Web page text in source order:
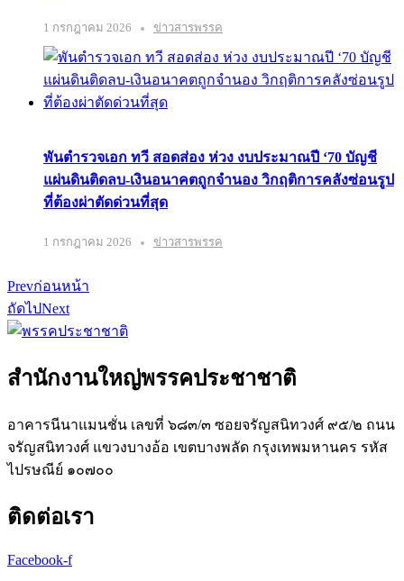
1 กรกฎาคม 2026 ข่าวสารพรรค
พันตำรวจเอก ทวี สอดส่อง ห่วง งบประมาณปี ‘70 บัญชี
แผ่นดินติดลบ-เงินอนาคตถูกจำนอง วิกฤติการคลังซ่อนรูป
ที่ต้องผ่าตัดด่วนที่สุด
1 กรกฎาคม 2026 ข่าวสารพรรค
Prevก่อนหน้า
ถัดไปNext
สำนักงานใหญ่พรรคประชาชาติ
อาคารนีนาแมนชั่น เลขที่ ๖๘๓/๓ ซอยจรัญสนิทวงศ์ ๙๕/๒ ถนน
จรัญสนิทวงศ์ แขวงบางอ้อ เขตบางพลัด กรุงเทพมหานคร รหัส
ไปรษณีย์ ๑๐๗๐๐
ติดต่อเรา
Facebook-f